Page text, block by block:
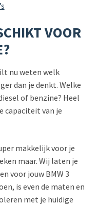
VOOR
nu weten welk
dan je denkt. Welke
of benzine? Heel
capaciteit van je
makkelijk voor je
maar. Wij laten je
voor jouw BMW 3
is even de maten en
met je huidige